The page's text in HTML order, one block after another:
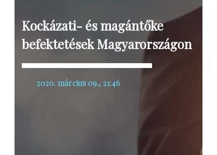
Kockázati- és magántőke
befektetések Magyarországon
2020. március 09., 21:46